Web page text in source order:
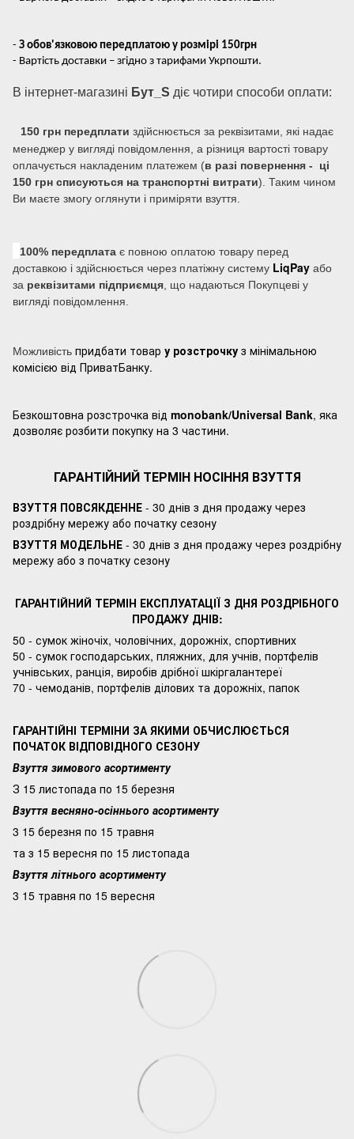
- З обов'язковою передплатою у розмірі 150грн
- Вартість доставки – згідно з тарифами Укрпошти.
В інтернет-магазині Бут_S діє чотири способи оплати:
150 грн передплати здійснюється за реквізитами, які надає
менеджер у вигляді повідомлення, а різниця вартості товару
оплачується накладеним платежем (в разі повернення - ці
150 грн списуються на транспортні витрати). Таким чином
Ви маєте змогу оглянути і приміряти взуття.
100% передплата є повною оплатою товару перед
доставкою і здійснюється через платіжну систему LiqPay або
за реквізитами підприємця , що надаються Покупцеві у
вигляді повідомлення.
Можливість придбати товар у розстрочку з мінімальною
комісією від ПриватБанку.
Безкоштовна розстрочка від monobank/Universal Bank, яка
дозволяє розбити покупку на 3 частини.
ГАРАНТІЙНИЙ ТЕРМІН НОСІННЯ ВЗУТТЯ
ВЗУТТЯ ПОВСЯКДЕННЕ - 30 днів з дня продажу через
роздрібну мережу або початку сезону
ВЗУТТЯ МОДЕЛЬНЕ - 30 днів з дня продажу через роздрібну
мережу або з початку сезону
ГАРАНТІЙНИЙ ТЕРМІН ЕКСПЛУАТАЦІЇ З ДНЯ РОЗДРІБНОГО
ПРОДАЖУ ДНІВ:
50 - сумок жіночіх, чоловічних, дорожніх, спортивних
50 - сумок господарських, пляжних, для учнів, портфелів
учнівських, ранція, виробів дрібної шкіргалантереї
70 - чемоданів, портфелів ділових та дорожніх, папок
ГАРАНТІЙНІ ТЕРМІНИ ЗА ЯКИМИ ОБЧИСЛЮЄТЬСЯ
ПОЧАТОК ВІДПОВІДНОГО СЕЗОНУ
Взуття зимового асортименту
З 15 листопада по 15 березня
Взуття весняно-осіннього асортименту
3 15 березня по 15 травня
та з 15 вересня по 15 листопада
Взуття літнього асортименту
3 15 травня по 15 вересня